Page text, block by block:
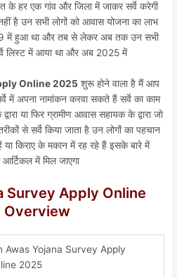
के हर एक गांव और जिला में जाकर सर्वे करेगी
है उन सभी लोगों को आवास योजना का लाभ
19 में हुआ था और तब से लेकर अब तक उन सभी
लिस्ट में आया था और अब 2025 में
Online 2025 शुरू होने वाला है मैं आप
में अपना नामांकन करवा सकते हैं सर्वे का काम
या फिर ग्रामीण आवास सहायक के द्वारा जो
से सर्वे किया जाता है उन लोगों का पहचान
किराए के मकान में रह रहे हैं इसके बारे में
में मिल जाएगा
Survey Apply Online
Overview
Awas Yojana Survey Apply
2025